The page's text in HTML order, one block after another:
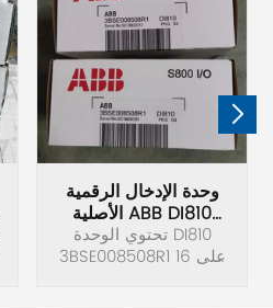
وحدة الإدخال الرقمية
الأصلية ABB DI810
3BSE008508R1
تحتوي الوحدة DI810
3BSE008508R1 على 16